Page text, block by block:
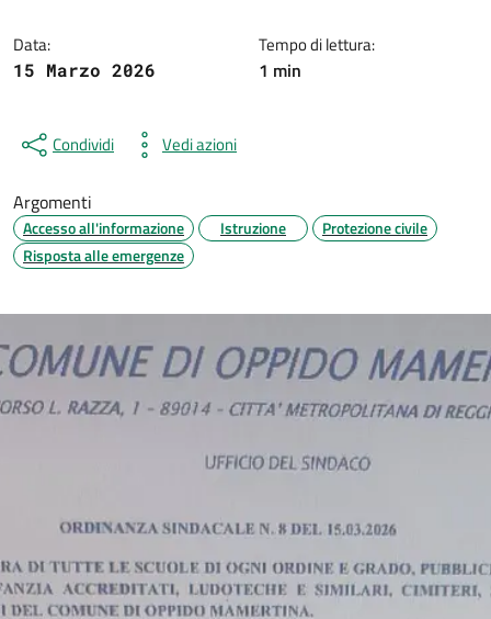
Data:
15 Marzo 2026
Tempo di lettura:
1 min
Condividi Vedi azioni
Argomenti
Accesso all'informazione Istruzione
Protezione civile
Risposta alle emergenze